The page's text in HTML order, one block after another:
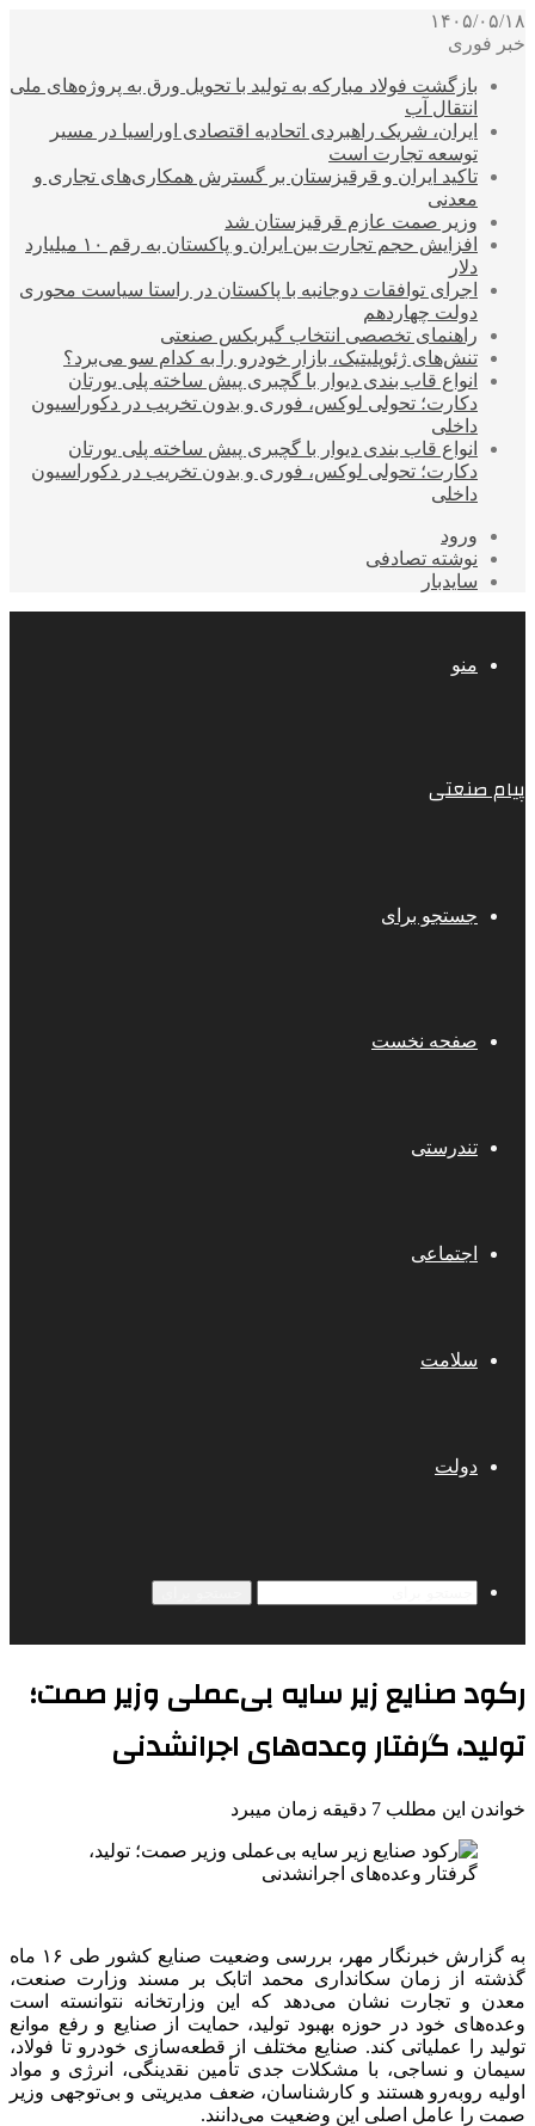
۱۴۰۵/۰۵/۱۸
خبر فوری
بازگشت فولاد مبارکه به تولید با تحویل ورق به پروژه‌های ملی
انتقال آب
ایران، شریک راهبردی اتحادیه اقتصادی اوراسیا در مسیر
توسعه تجارت است
تاکید ایران و قرقیزستان بر گسترش همکاری‌های تجاری و
معدنی
وزیر صمت عازم قرقیزستان شد
افزایش حجم تجارت بین ایران و پاکستان به رقم ۱۰ میلیارد
دلار
اجرای توافقات دوجانبه با پاکستان در راستا سیاست محوری
دولت چهاردهم
راهنمای تخصصی انتخاب گیربکس صنعتی
تنش‌های ژئوپلیتیک، بازار خودرو را به کدام سو می‌برد؟
انواع قاب بندی دیوار با گچبری پیش ساخته پلی یورتان
دکارت؛ تحولی لوکس، فوری و بدون تخریب در دکوراسیون
داخلی
انواع قاب بندی دیوار با گچبری پیش ساخته پلی یورتان
دکارت؛ تحولی لوکس، فوری و بدون تخریب در دکوراسیون
داخلی
ورود
نوشته تصادفی
سایدبار
منو
پیام صنعتی
جستجو برای
صفحه نخست
تندرستی
اجتماعی
سلامت
دولت
رکود صنایع زیر سایه بی‌عملی وزیر صمت؛
تولید، گرفتار وعده‌های اجرانشدنی
خواندن این مطلب 7 دقیقه زمان میبرد
به گزارش خبرنگار مهر، بررسی وضعیت صنایع کشور طی ۱۶ ماه
گذشته از زمان سکانداری محمد اتابک بر مسند وزارت صنعت،
معدن و تجارت نشان می‌دهد که این وزارتخانه نتوانسته است
وعده‌های خود در حوزه بهبود تولید، حمایت از صنایع و رفع موانع
تولید را عملیاتی کند. صنایع مختلف از قطعه‌سازی خودرو تا فولاد،
سیمان و نساجی، با مشکلات جدی تأمین نقدینگی، انرژی و مواد
اولیه روبه‌رو هستند و کارشناسان، ضعف مدیریتی و بی‌توجهی وزیر
صمت را عامل اصلی این وضعیت می‌دانند.